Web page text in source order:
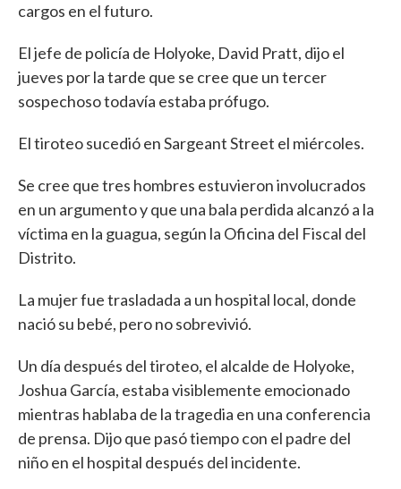
cargos en el futuro.
El jefe de policía de Holyoke, David Pratt, dijo el
jueves por la tarde que se cree que un tercer
sospechoso todavía estaba prófugo.
El tiroteo sucedió en Sargeant Street el miércoles.
Se cree que tres hombres estuvieron involucrados
en un argumento y que una bala perdida alcanzó a la
víctima en la guagua, según la Oficina del Fiscal del
Distrito.
La mujer fue trasladada a un hospital local, donde
nació su bebé, pero no sobrevivió.
Un día después del tiroteo, el alcalde de Holyoke,
Joshua García, estaba visiblemente emocionado
mientras hablaba de la tragedia en una conferencia
de prensa. Dijo que pasó tiempo con el padre del
niño en el hospital después del incidente.